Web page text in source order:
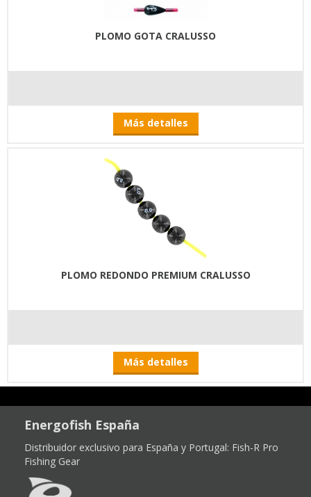
PLOMO GOTA CRALUSSO
Más detalles
PLOMO REDONDO PREMIUM CRALUSSO
Más detalles
Energofish España
Distribuidor exclusivo para España y Portugal: Fish-R Pro
Fishing Gear